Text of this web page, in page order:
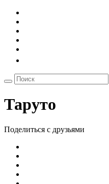
Таруто
Поделиться с друзьями